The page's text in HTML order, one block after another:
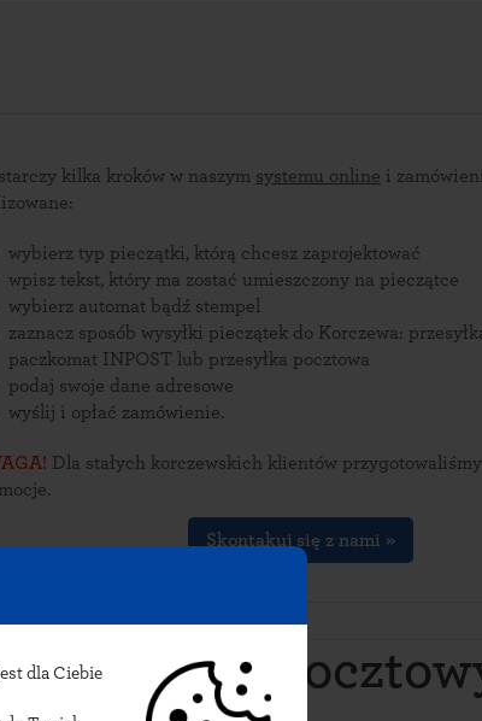
dla Ciebie
kilka kroków w naszym systemu online i
wybierz typ pieczątki, którą chcesz zaprojektować
wpisz tekst, który ma zostać umieszczony na pieczątce
wybierz automat bądź stempel
zaznacz sposób wysyłki pieczątek do Korczewa:
paczkomat INPOST lub przesyłka pocztowa
podaj swoje dane adresowe
wyślij i opłać zamówienie.
Dla stałych korczewskich klientów
Skontakuj się z nami »
urzędów